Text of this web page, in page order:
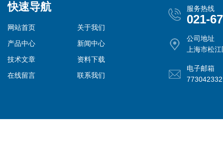
快速导航
网站首页
关于我们
产品中心
新闻中心
技术文章
资料下载
在线留言
联系我们
服务热线
021-
公司地址
上海市松
电子邮箱